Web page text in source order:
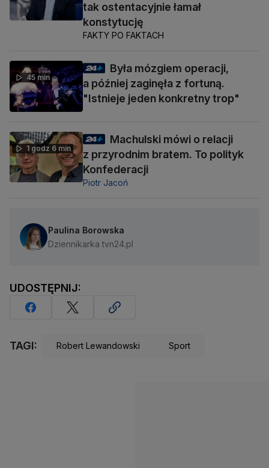
tak ostentacyjnie łamał
konstytucję
FAKTY PO FAKTACH
45 min
Była mózgiem operacji,
a później zaginęła z fortuną.
"Istnieje jeden konkretny trop"
1 godz 6 min
Machulski mówi o relacji
z przyrodnim bratem. To polityk
Konfederacji
Piotr Jacoń
Paulina Borowska
Dziennikarka tvn24.pl
UDOSTĘPNIJ:
TAGI: Robert Lewandowski Sport